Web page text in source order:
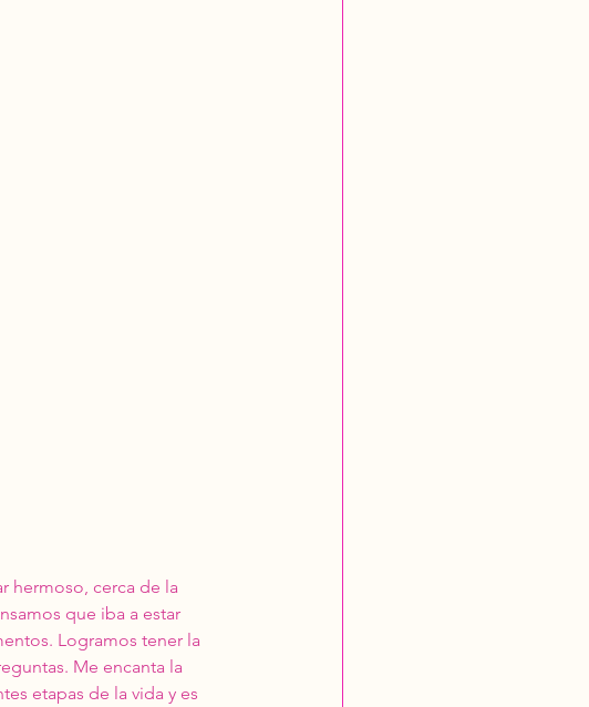
hermoso, cerca de la
que iba a estar
Logramos tener la
Me encanta la
etapas de la vida y es